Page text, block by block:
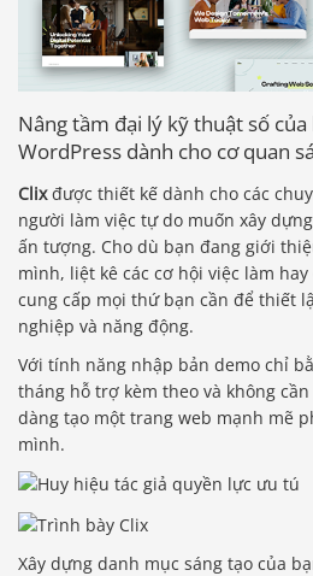
Nâng tầm đại lý kỹ thuật số của
WordPress dành cho cơ quan
Clixđược thiết kế dành cho các
người làm việc tự do muốn xây
ấn tượng. Cho dù bạn đang giới
mình, liệt kê các cơ hội việc làm
cung cấp mọi thứ bạn cần để thiết
nghiệp và năng động.
Với tính năng nhập bản demo chỉ
tháng hỗ trợ kèm theo và không cần
dàng tạo một trang web mạnh mẽ
mình.
Xây dựng danh mục sáng tạo của